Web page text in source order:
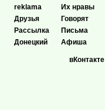
reklama
Друзья
Рассылка
Донецкий
Их нравы
Говорят
Письма
Афиша
вКонтакте